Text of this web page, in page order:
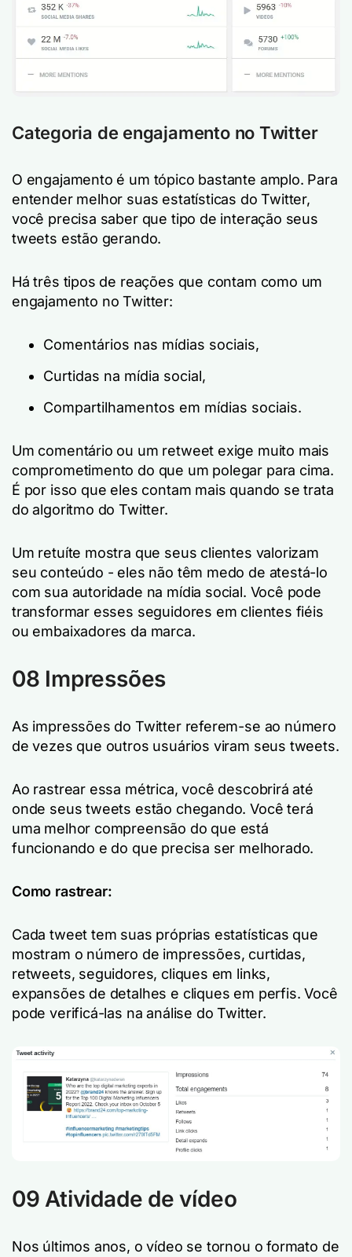
Categoria de engajamento no Twitter
O engajamento é um tópico bastante amplo. Para
entender melhor suas estatísticas do Twitter,
você precisa saber que tipo de interação seus
tweets estão gerando.
Há três tipos de reações que contam como um
engajamento no Twitter:
Comentários nas mídias sociais,
Curtidas na mídia social,
Compartilhamentos em mídias sociais.
Um comentário ou um retweet exige muito mais
comprometimento do que um polegar para cima.
É por isso que eles contam mais quando se trata
do algoritmo do Twitter.
Um retuíte mostra que seus clientes valorizam
seu conteúdo - eles não têm medo de atestá-lo
com sua autoridade na mídia social. Você pode
transformar esses seguidores em clientes fiéis
ou embaixadores da marca.
08 Impressões
As impressões do Twitter referem-se ao número
de vezes que outros usuários viram seus tweets.
Ao rastrear essa métrica, você descobrirá até
onde seus tweets estão chegando. Você terá
uma melhor compreensão do que está
funcionando e do que precisa ser melhorado.
Como rastrear:
Cada tweet tem suas próprias estatísticas que
mostram o número de impressões, curtidas,
retweets, seguidores, cliques em links,
expansões de detalhes e cliques em perfis. Você
pode verificá-las na análise do Twitter.
09 Atividade de vídeo
Nos últimos anos, o vídeo se tornou o formato de